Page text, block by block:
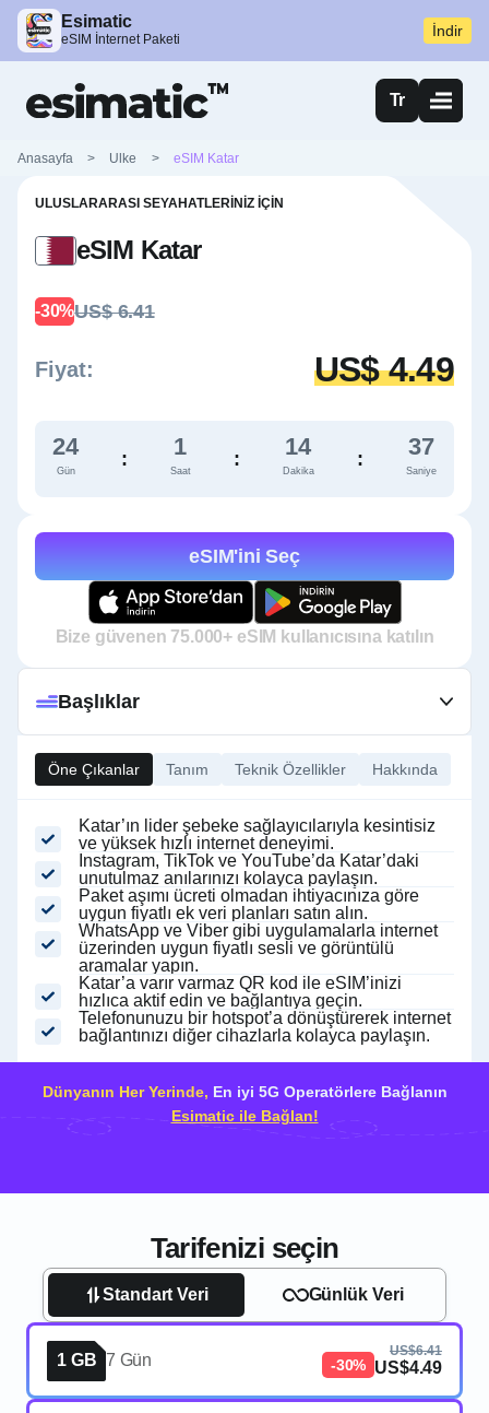
Esimatic
eSIM İnternet Paketi İndir
Tr
Anasayfa > Ulke > eSIM Katar
ULUSLARARASI SEYAHATLERINIZ İÇIN
eSIM Katar
-30%US$ 6.41
Fiyat: US$ 4.49
24
Gün
: 1
Saat
: 14
Dakika
: 36
Saniye
eSIM'ini Seç
Bize güvenen 75.000+ eSIM kullanıcısına katılın
Öne Çıkanlar Tanım Teknik Özellikler Hakkında
Katar’ın lider şebeke sağlayıcılarıyla kesintisiz
ve yüksek hızlı internet deneyimi.
Instagram, TikTok ve YouTube’da Katar’daki
unutulmaz anılarınızı kolayca paylaşın.
Paket aşımı ücreti olmadan ihtiyacınıza göre
uygun fiyatlı ek veri planları satın alın.
WhatsApp ve Viber gibi uygulamalarla internet
üzerinden uygun fiyatlı sesli ve görüntülü
aramalar yapın.
Katar’a varır varmaz QR kod ile eSIM’inizi
hızlıca aktif edin ve bağlantıya geçin.
Telefonunuzu bir hotspot’a dönüştürerek internet
bağlantınızı diğer cihazlarla kolayca paylaşın.
Başlıklar
Dünyanın Her Yerinde, En iyi 5G Operatörlere Bağlanın
Esimatic ile Bağlan!
Tarifenizi seçin
Standart Veri Günlük Veri
1 GB 7 Gün -30%
US$6.41
US$4.49